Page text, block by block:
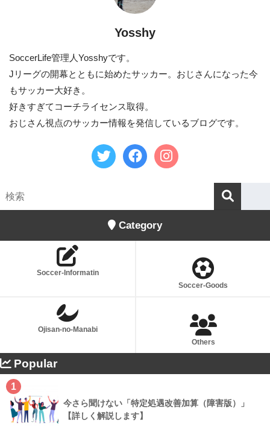
Yosshy
SoccerLife管理人Yosshyです。
Jリーグの開幕とともに始めたサッカー。おじさんになった今
もサッカー大好き。
好きすぎてコーチライセンス取得。
おじさん視点のサッカー情報を発信しているブログです。
Category
Soccer-Informatin
Soccer-Goods
Ojisan-no-Manabi
Others
Popular
1
今さら聞けない「特定処遇改善加算（障害版）」
【詳しく解説します】